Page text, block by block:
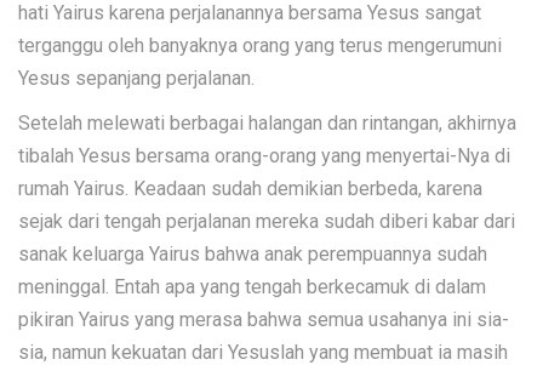
hati Yairus karena perjalanannya bersama Yesus sangat
terganggu oleh banyaknya orang yang terus mengerumuni
Yesus sepanjang perjalanan.
Setelah melewati berbagai halangan dan rintangan, akhirnya
tibalah Yesus bersama orang-orang yang menyertai-Nya di
rumah Yairus. Keadaan sudah demikian berbeda, karena
sejak dari tengah perjalanan mereka sudah diberi kabar dari
sanak keluarga Yairus bahwa anak perempuannya sudah
meninggal. Entah apa yang tengah berkecamuk di dalam
pikiran Yairus yang merasa bahwa semua usahanya ini sia-
sia, namun kekuatan dari Yesuslah yang membuat ia masih